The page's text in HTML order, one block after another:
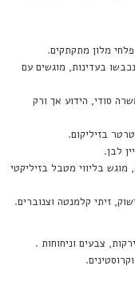
מלון מתקתקים.
בעדינות, מוגשים עם
סודי, הידוע אך ורק
בזיליקום.
לבן.
בליווי מטבל בזיליקטי
זיתי קלמנטה וצנוברים.
צבעים וניחוחות .